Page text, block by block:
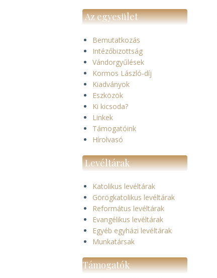
Az egyesület
Bemutatkozás
Intézőbizottság
Vándorgyűlések
Kormos László-díj
Kiadványok
Eszközök
Ki kicsoda?
Linkek
Támogatóink
Hírolvasó
Levéltárak
Katolikus levéltárak
Görögkatolikus levéltárak
Református levéltárak
Evangélikus levéltárak
Egyéb egyházi levéltárak
Munkatársak
Támogatók